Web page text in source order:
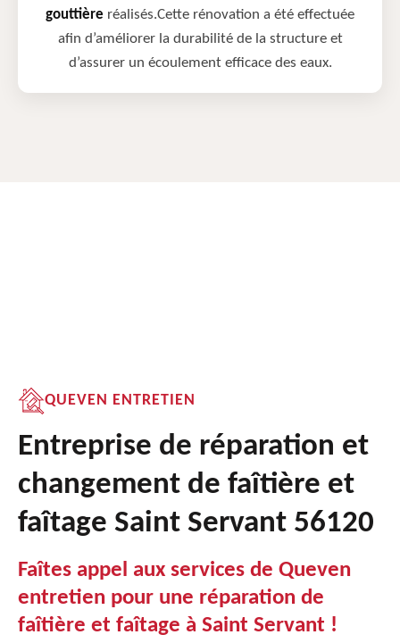
gouttière réalisés.Cette rénovation a été effectuée
afin d’améliorer la durabilité de la structure et
d’assurer un écoulement efficace des eaux.
QUEVEN ENTRETIEN
Entreprise de réparation et
changement de faîtière et
faîtage Saint Servant 56120
Faîtes appel aux services de Queven
entretien pour une réparation de
faîtière et faîtage à Saint Servant !